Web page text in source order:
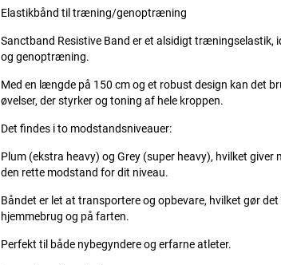
Elastikbånd til træning/genoptræning
Sanctband Resistive Band er et alsidigt træningselastik,
og genoptræning.
Med en længde på 150 cm og et robust design kan det
øvelser, der styrker og toning af hele kroppen.
Det findes i to modstandsniveauer:
Plum (ekstra heavy) og Grey (super heavy), hvilket
den rette modstand for dit niveau.
Båndet er let at transportere og opbevare, hvilket gør
hjemmebrug og på farten.
Perfekt til både nybegyndere og erfarne atleter.